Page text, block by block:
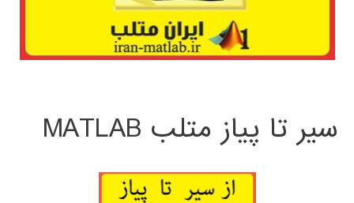
سیر تا پیاز متلب MATLAB